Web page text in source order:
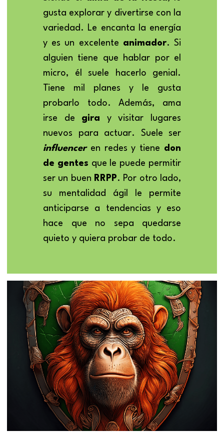
gusta explorar y divertirse con la
variedad. Le encanta la energía
y es un excelente animador. Si
alguien tiene que hablar por el
micro, él suele hacerlo genial.
Tiene mil planes y le gusta
probarlo todo. Además, ama
irse de gira y visitar lugares
influencer en redes y tiene don
de gentes que le puede permitir
ser un buen RRPP. Por otro lado,
su mentalidad ágil le permite
anticiparse a tendencias y eso
hace que no sepa quedarse
quieto y quiera probar de todo.